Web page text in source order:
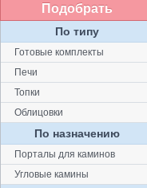
Подобрать
По типу
Готовые комплекты
Печи
Топки
Облицовки
По назначению
Порталы для каминов
Угловые камины